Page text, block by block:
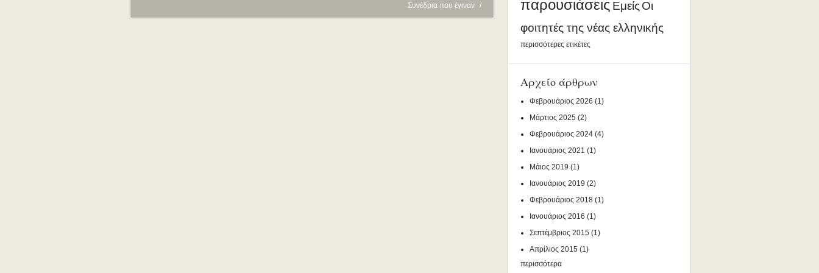
Συνέδρια που έγιναν /
παρουσιάσεις Εμείς Οι
φοιτητές της νέας ελληνικής
περισσότερες ετικέτες
Αρχείο άρθρων
Φεβρουάριος 2026 (1)
Μάρτιος 2025 (2)
Φεβρουάριος 2024 (4)
Ιανουάριος 2021 (1)
Μάιος 2019 (1)
Ιανουάριος 2019 (2)
Φεβρουάριος 2018 (1)
Ιανουάριος 2016 (1)
Σεπτέμβριος 2015 (1)
Απρίλιος 2015 (1)
περισσότερα